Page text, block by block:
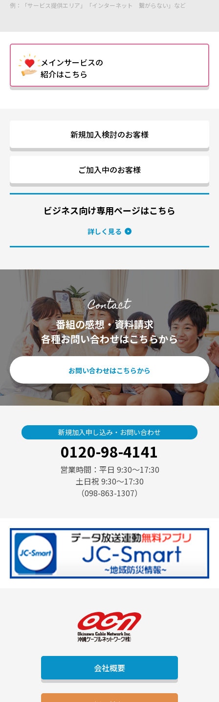
例：「サービス提供エリア」「インターネット 繋がらない」など
メインサービスの
紹介はこちら
新規加入検討のお客様
ご加入中のお客様
ビジネス向け専用ページはこちら
詳しく見る
番組の感想・資料請求
各種お問い合わせはこちらから
お問い合わせはこちらから
新規加入申し込み・お問い合わせ
0120-98-4141
営業時間：平日 9:30〜17:30
土日祝 9:30〜17:30
（098-863-1307）
会社概要